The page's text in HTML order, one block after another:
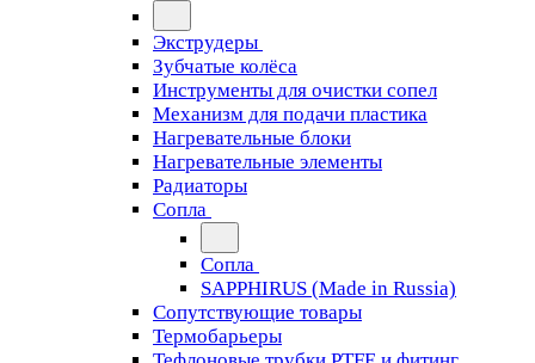
Экструдеры
Зубчатые колёса
Инструменты для очистки сопел
Механизм для подачи пластика
Нагревательные блоки
Нагревательные элементы
Радиаторы
Сопла
Сопла
SAPPHIRUS (Made in Russia)
Сопутствующие товары
Термобарьеры